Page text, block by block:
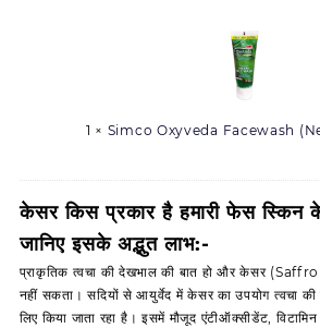
Oxyveda
Facewash
(Neem)
ml
1 × Simco Oxyveda Facewash
केसर किस प्रकार है हमारी फेस स्किन
जानिए इसके अद्भुत लाभ:-
प्राकृतिक त्वचा की देखभाल की बात हो और केसर
नहीं सकता। सदियों से आयुर्वेद में केसर का उपयोग त्वचा
लिए किया जाता रहा है। इसमें मौजूद एंटीऑक्सीडेंट,